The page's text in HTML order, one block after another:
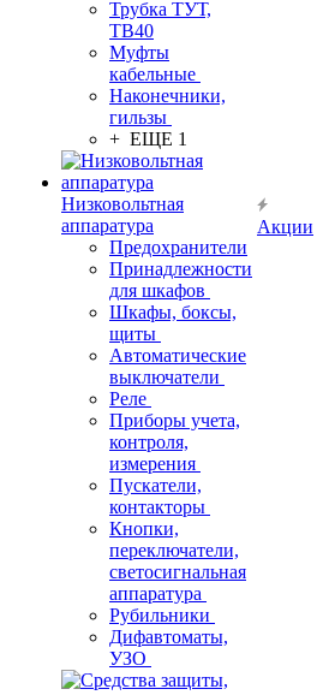
Трубка ТУТ,
ТВ40
Муфты
кабельные
Наконечники,
гильзы
+ ЕЩЕ 1
Низковольтная
аппаратура
Предохранители
Принадлежности
для шкафов
Шкафы, боксы,
щиты
Автоматические
выключатели
Реле
Приборы учета,
контроля,
измерения
Пускатели,
контакторы
Кнопки,
переключатели,
светосигнальная
аппаратура
Рубильники
Дифавтоматы,
УЗО
Акции